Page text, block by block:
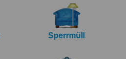
Sperrmüll